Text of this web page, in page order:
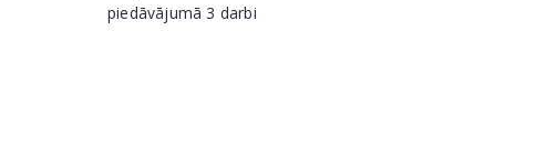
piedāvājumā 3 darbi